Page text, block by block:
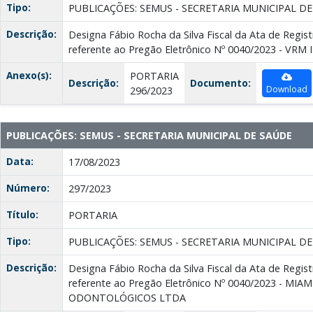
Tipo:
PUBLICAÇÕES: SEMUS - SECRETARIA MUNICIPAL
Descrição:
Designa Fábio Rocha da Silva Fiscal da Ata de
referente ao Pregão Eletrônico Nº 0040/2023 - VRM
Anexo(s):
Descrição:
PORTARIA
296/2023
Documento: Download
PUBLICAÇÕES: SEMUS - SECRETARIA MUNICIPAL DE SAÚDE
Data:
17/08/2023
Número:
297/2023
Título:
PORTARIA
Tipo:
PUBLICAÇÕES: SEMUS - SECRETARIA MUNICIPAL
Descrição:
Designa Fábio Rocha da Silva Fiscal da Ata de
referente ao Pregão Eletrônico Nº 0040/2023 -
ODONTOLÓGICOS LTDA